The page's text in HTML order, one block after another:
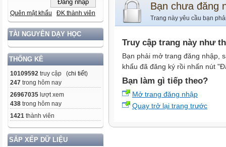
Quên mật khẩu ĐK thành viên
TÀI NGUYÊN DẠY HỌC
THỐNG KÊ
10109592 truy cập (chi tiết)
247 trong hôm nay
26967035 lượt xem
438 trong hôm nay
1421 thành viên
SẮP XẾP DỮ LIỆU
Bạn chưa đăng
Trang này yêu cầu bạn
Truy cập trang này như
Bạn phải mở trang đăng nhập,
khẩu đã đăng ký rồi nhấn nút
Bạn làm gì tiếp theo?
Mở trang đăng nhập
Quay trở lại trang trước